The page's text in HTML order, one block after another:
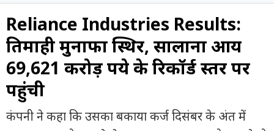
Dark
Mode
होम
शेयर
बाज़ार
वीडियो
Reliance Industries Results:
तिमाही मुनाफा स्थिर, सालाना आय
69,621 करोड़ रुपये के रिकॉर्ड स्तर पर
पहुंची
कंपनी ने कहा कि उसका बकाया कर्ज दिसंबर के अंत में